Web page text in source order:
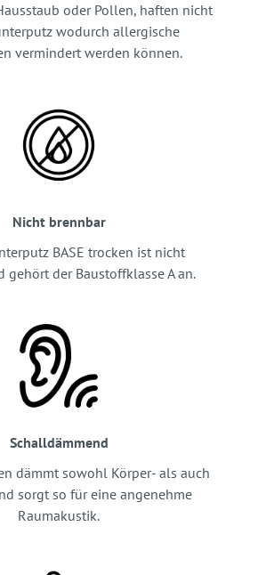
oder Pollen, haften nicht
wodurch allergische
vermindert werden können.
Nicht brennbar
BASE trocken ist nicht
gehört der Baustoffklasse A an.
Schalldämmend
dämmt sowohl Körper- als auch
sorgt so für eine angenehme
Raumakustik.